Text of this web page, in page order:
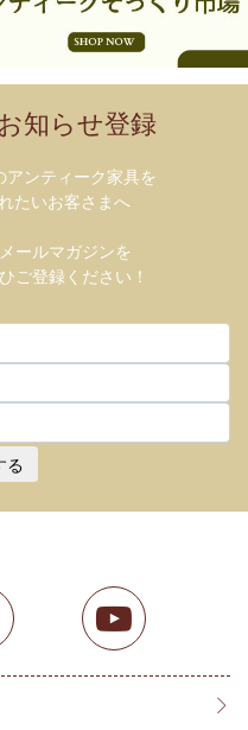
知らせ登録
アンティーク家具を
たいお客さまへ
ールマガジンを
ご登録ください！
る